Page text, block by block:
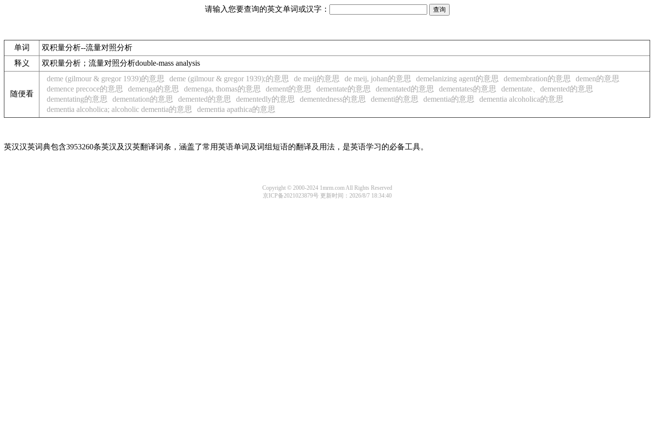
请输入您要查询的英文单词或汉字：
单词
双积量分析--流量对照分析
释义
双积量分析；流量对照分析double-mass analysis
随便看
deme (gilmour & gregor 1939)的意思 deme (gilmour & gregor 1939);的意思 de meij的意思 de meij, johan的意思 demelanizing agent的意思 demembration的意思
demen的意思
demence precoce的意思
demenga的意思 demenga, thomas的意思 dement的意思 dementate的意思 dementated的意思 dementates的意思
dementate、demented的意思
dementating的意思
dementation的意思 demented的意思 dementedly的意思 dementedness的意思 dementi的意思 dementia的意思
dementia alcoholica的意思
dementia alcoholica; alcoholic dementia的意思
dementia apathica的意思
英汉汉英词典包含3953260条英汉及汉英翻译词条，涵盖了常用英语单词及词组短语的翻译及用法，是英语学习的必备工具。
Copyright © 2000-2024 1mrm.com All Rights Reserved
京ICP备2021023879号 更新时间：2026/8/7 18:34:40